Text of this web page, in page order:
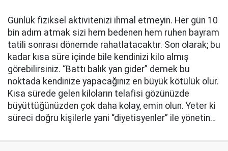
Günlük fiziksel aktivitenizi ihmal etmeyin. Her gün 10
bin adım atmak sizi hem bedenen hem ruhen bayram
tatili sonrası dönemde rahatlatacaktır. Son olarak; bu
kadar kısa süre içinde bile kendinizi kilo almış
görebilirsiniz. “Battı balık yan gider” demek bu
noktada kendinize yapacağınız en büyük kötülük olur.
Kısa sürede gelen kiloların telafisi gözünüzde
büyüttüğünüzden çok daha kolay, emin olun. Yeter ki
süreci doğru kişilerle yani “diyetisyenler” ile yönetin…